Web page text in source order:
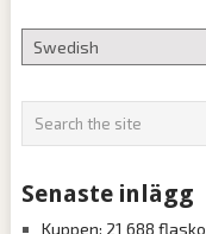
Senaste inlägg
Kuppen: 21 688